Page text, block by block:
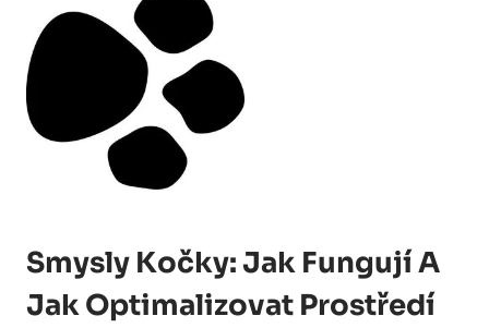
Smysly Kočky: Jak Fungují A
Jak Optimalizovat Prostředí